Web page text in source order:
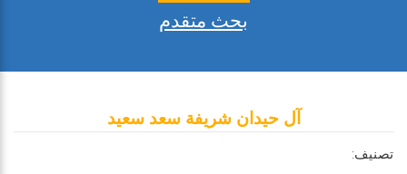
بحث متقدم
آل حيدان شريفة سعد سعيد
تصنيف: